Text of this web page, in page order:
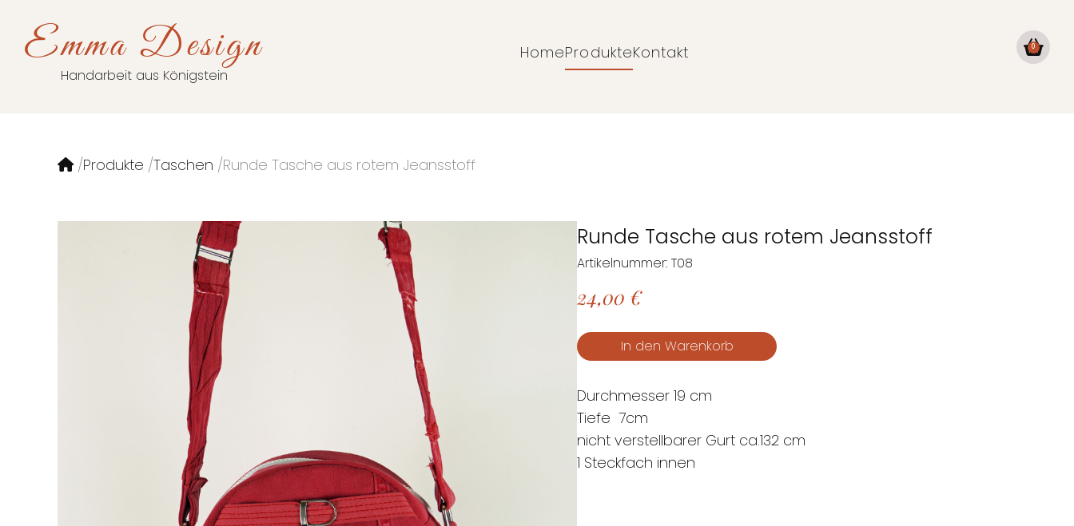
Emma Design
Handarbeit aus Königstein
Navigation
überspringen
HomeProdukteKontakt 0
Produkte Taschen Runde Tasche aus rotem Jeansstoff
Runde Tasche aus rotem Jeansstoff
Artikelnummer: T08
24,00 €
Durchmesser 19 cm
Tiefe 7cm
nicht verstellbarer Gurt ca.132 cm
1 Steckfach innen